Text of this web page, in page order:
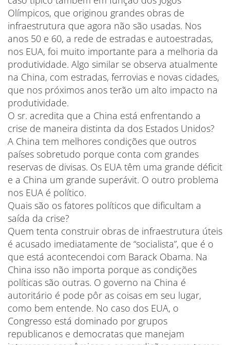
Olímpicos, que originou grandes obras de
infraestrutura que agora não são usadas. Nos
anos 50 e 60, a rede de estradas e autoestradas,
nos EUA, foi muito importante para a melhoria da
produtividade. Algo similar se observa atualmente
na China, com estradas, ferrovias e novas cidades,
que nos próximos anos terão um alto impacto na
produtividade.
O sr. acredita que a China está enfrentando a
crise de maneira distinta da dos Estados Unidos?
A China tem melhores condições que outros
países sobretudo porque conta com grandes
reservas de divisas. Os EUA têm uma grande déficit
e a China um grande superávit. O outro problema
nos EUA é político.
Quais são os fatores políticos que dificultam a
saída da crise?
Quem tenta construir obras de infraestrutura úteis
é acusado imediatamente de “socialista”, que é o
que está acontecendoi com Barack Obama. Na
China isso não importa porque as condições
políticas são outras. O governo na China é
autoritário é pode pôr as coisas em seu lugar,
como bem entende. No caso dos EUA, o
Congresso está dominado por grupos
republicanos e democratas que manejam